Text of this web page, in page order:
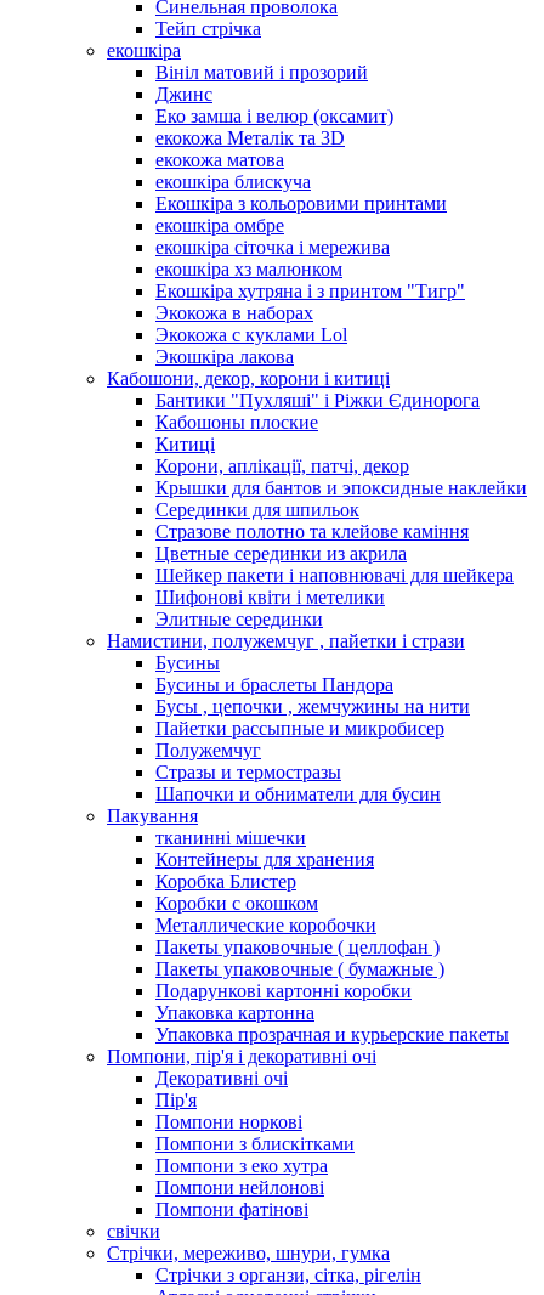
Синельная проволока
Тейп стрічка
екошкіра
Вініл матовий і прозорий
Джинс
Еко замша і велюр (оксамит)
екокожа Металік та 3D
екокожа матова
екошкіра блискуча
Екошкіра з кольоровими принтами
екошкіра омбре
екошкіра сіточка і мережива
екошкіра хз малюнком
Екошкіра хутряна і з принтом "Тигр"
Экокожа в наборах
Экокожа с куклами Lol
Экошкiра лакова
Кабошони, декор, корони і китиці
Бантики "Пухляші" і Ріжки Єдинорога
Кабошоны плоские
Китиці
Корони, аплікації, патчі, декор
Крышки для бантов и эпоксидные наклейки
Серединки для шпильок
Стразове полотно та клейове каміння
Цветные серединки из акрила
Шейкер пакети і наповнювачі для шейкера
Шифонові квіти і метелики
Элитные серединки
Намистини, полужемчуг , пайетки і стрази
Бусины
Бусины и браслеты Пандора
Бусы , цепочки , жемчужины на нити
Пайетки рассыпные и микробисер
Полужемчуг
Стразы и термостразы
Шапочки и обниматели для бусин
Пакування
тканинні мішечки
Контейнеры для хранения
Коробка Блистер
Коробки с окошком
Металлические коробочки
Пакеты упаковочные ( целлофан )
Пакеты упаковочные ( бумажные )
Подарункові картонні коробки
Упаковка картонна
Упаковка прозрачная и курьерские пакеты
Помпони, пір'я і декоративні очі
Декоративні очі
Пір'я
Помпони норкові
Помпони з блискітками
Помпони з еко хутра
Помпони нейлонові
Помпони фатінові
свічки
Стрічки, мереживо, шнури, гумка
Стрічки з органзи, сітка, рігелін